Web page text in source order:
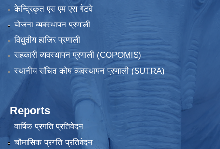
केन्द्रिकृत एस एम एस गेटवे
योजना व्यवस्थापन प्रणाली
विधुतीय हाजिर प्रणाली
सहकारी व्यवस्थापन प्रणाली (COPOMIS)
स्थानीय संचित कोष व्यवस्थापन प्रणाली (SUTRA)
Reports
वार्षिक प्रगति प्रतिवेदन
चौमासिक प्रगति प्रतिवेदन